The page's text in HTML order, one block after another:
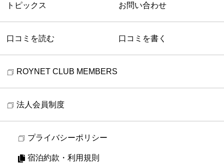
トピックス お問い合わせ
口コミを読む 口コミを書く
ROYNET CLUB MEMBERS
法人会員制度
プライバシーポリシー
宿泊約款・利用規則